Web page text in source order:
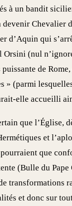
à un bandit
Chevalier
d’Aquin qui
(nul
de
» (parmi
elle accueilli
que l’Église,
et
pourraient que
(Bulle du
transformations
et donc sur